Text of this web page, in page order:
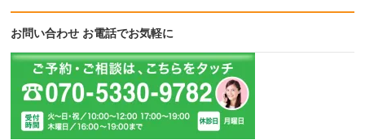
お問い合わせ お電話でお気軽に